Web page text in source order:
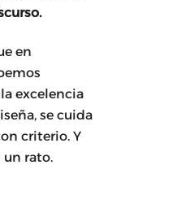
en
excelencia
se cuida
criterio. Y
un rato.